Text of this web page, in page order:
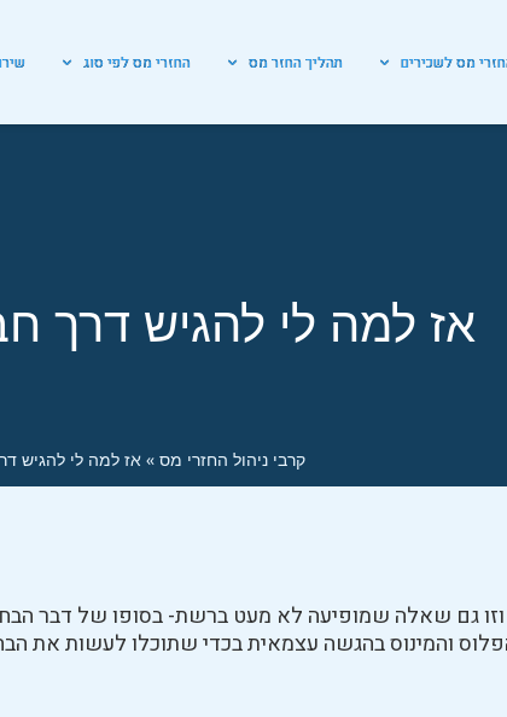
מס לשכירים תהליך החזר מס החזרי מס לפי סוג
אז למה לי להגיש דרך
קרבי ניהול החזרי מס »אז למה לי להגיש
גם שאלה שמופיעה לא מעט ברשת- בסופו של דבר
והמינוס בהגשה עצמאית בכדי שתוכלו לעשות את